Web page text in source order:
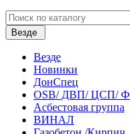
Везде
Везде
Новинки
ДонСпец
OSB/ ДВП/ ЦСП/
Асбестовая группа
ВИНАЛ